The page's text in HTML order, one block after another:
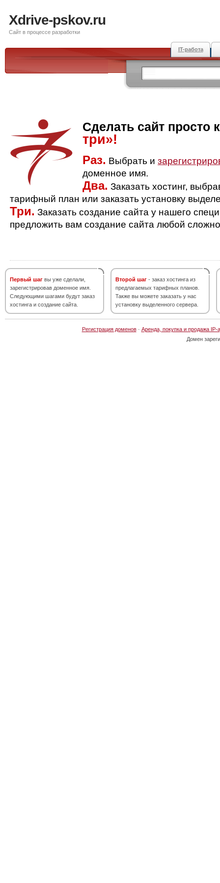
Xdrive-pskov.ru
Сайт в процессе разработки
IT-работа
Сделать сайт просто
три»!
Раз. Выбрать и
доменное имя.
Два. Заказать хостинг,
тарифный план или заказать установку
Три. Заказать создание сайта у нашего
предложить вам создание сайта любой
Первый шаг вы уже сделали,
зарегистрировав доменное имя.
Следующими шагами будут заказ
хостинга и создание сайта.
Второй шаг - заказ хостинга из
предлагаемых тарифных планов.
Также вы можете заказать у нас
установку выделенного сервера.
Регистрация доменов· Аренда, покупка и продажа IP-
Домен